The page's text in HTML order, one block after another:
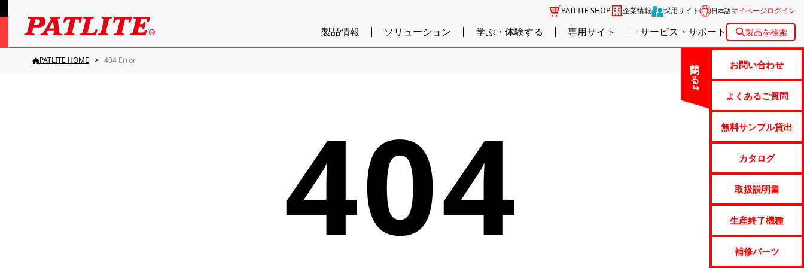
PATLITE SHOP 企業情報 採用サイト 日本語マイページログイン
製品情報 ソリューション 学ぶ・体験する 専用サイト サービス・サポート 製品を検索
閉じる お問い合わせ
よくあるご質問
無料サンプル貸出
カタログ
取扱説明書
生産終了機種
補修パーツ
PATLITE HOME 404 Error
404